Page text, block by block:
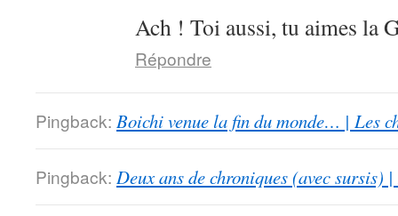
Ach ! Toi aussi, tu aimes la
Répondre
Pingback: Boichi venue la fin du monde… | Les
Pingback: Deux ans de chroniques (avec sursis)